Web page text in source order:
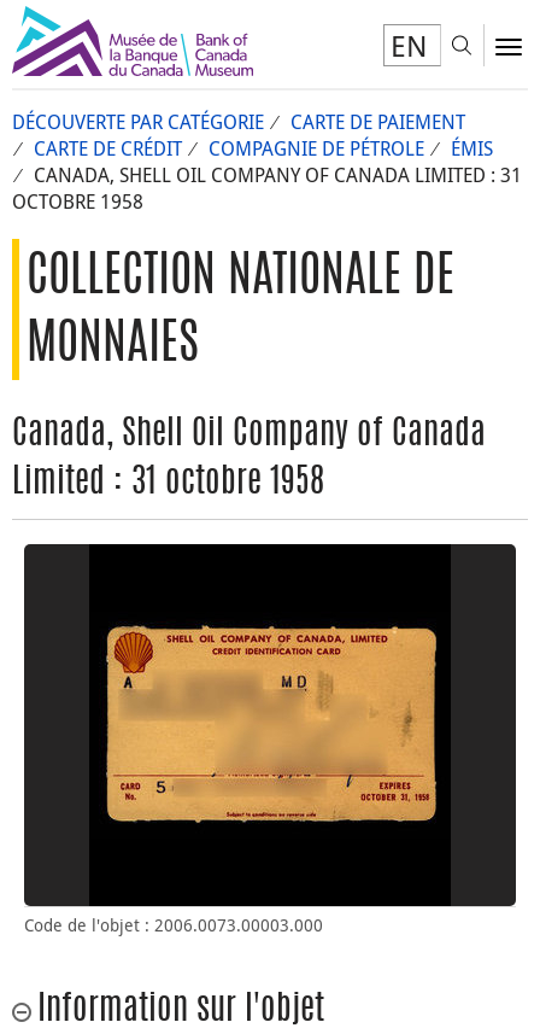
EN
DÉCOUVERTE PAR CATÉGORIE
CARTE DE PAIEMENT
CARTE DE CRÉDIT
COMPAGNIE DE PÉTROLE
ÉMIS
CANADA, SHELL OIL COMPANY OF CANADA LIMITED : 31
OCTOBRE 1958
COLLECTION NATIONALE DE
MONNAIES
Canada, Shell Oil Company of Canada
Limited : 31 octobre 1958
Code de l'objet : 2006.0073.00003.000
Information sur l'objet